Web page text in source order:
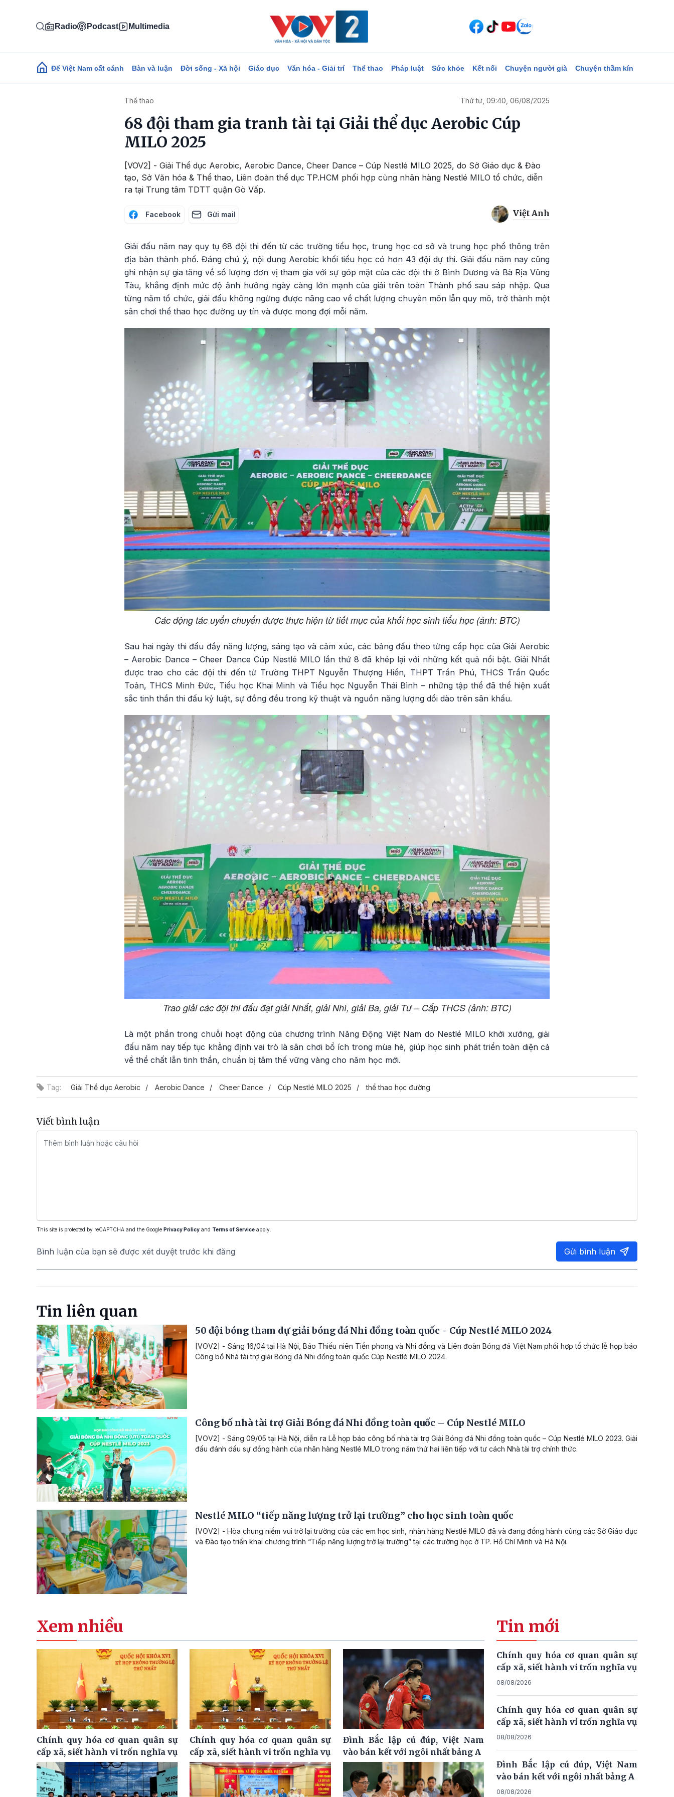
Radio Podcast Multimedia
Main navigation
Để Việt Nam cất cánh Bàn và luận Đời sống - Xã hội Giáo dục Văn hóa - Giải trí Thể thao Pháp luật Sức khỏe Kết nối Chuyện người già Chuyện thầm kín
Thể thao Thứ tư, 09:40, 06/08/2025
68 đội tham gia tranh tài tại Giải thể dục Aerobic Cúp
MILO 2025
[VOV2] - Giải Thể dục Aerobic, Aerobic Dance, Cheer Dance – Cúp Nestlé MILO 2025, do Sở Giáo dục & Đào
tạo, Sở Văn hóa & Thể thao, Liên đoàn thể dục TP.HCM phối hợp cùng nhãn hàng Nestlé MILO tổ chức, diễn
ra tại Trung tâm TDTT quận Gò Vấp.
Facebook Gửi mail Việt Anh
Giải đấu năm nay quy tụ 68 đội thi đến từ các trường tiểu học, trung học cơ sở và trung học phổ thông trên
địa bàn thành phố. Đáng chú ý, nội dung Aerobic khối tiểu học có hơn 43 đội dự thi. Giải đấu năm nay cũng
ghi nhận sự gia tăng về số lượng đơn vị tham gia với sự góp mặt của các đội thi ở Bình Dương và Bà Rịa Vũng
Tàu, khẳng định mức độ ảnh hưởng ngày càng lớn mạnh của giải trên toàn Thành phố sau sáp nhập. Qua
từng năm tổ chức, giải đấu không ngừng được nâng cao về chất lượng chuyên môn lẫn quy mô, trở thành một
sân chơi thể thao học đường uy tín và được mong đợi mỗi năm.
Các động tác uyển chuyển được thực hiện từ tiết mục của khối học sinh tiểu học (ảnh: BTC)
Sau hai ngày thi đấu đầy năng lượng, sáng tạo và cảm xúc, các bảng đấu theo từng cấp học của Giải Aerobic
– Aerobic Dance – Cheer Dance Cúp Nestlé MILO lần thứ 8 đã khép lại với những kết quả nổi bật. Giải Nhất
được trao cho các đội thi đến từ Trường THPT Nguyễn Thượng Hiền, THPT Trần Phú, THCS Trần Quốc
Toản, THCS Minh Đức, Tiểu học Khai Minh và Tiểu học Nguyễn Thái Bình – những tập thể đã thể hiện xuất
sắc tinh thần thi đấu kỷ luật, sự đồng đều trong kỹ thuật và nguồn năng lượng dồi dào trên sân khấu.
Trao giải các đội thi đấu đạt giải Nhất, giải Nhì, giải Ba, giải Tư – Cấp THCS (ảnh: BTC)
Là một phần trong chuỗi hoạt động của chương trình Năng Động Việt Nam do Nestlé MILO khởi xướng, giải
đấu năm nay tiếp tục khẳng định vai trò là sân chơi bổ ích trong mùa hè, giúp học sinh phát triển toàn diện cả
về thể chất lẫn tinh thần, chuẩn bị tâm thế vững vàng cho năm học mới.
Tag: Giải Thể dục Aerobic Aerobic Dance Cheer Dance Cúp Nestlé MILO 2025 thể thao học đường
Viết bình luận
This site is protected by reCAPTCHA and the Google Privacy Policy and Terms of Service apply.
Bình luận của bạn sẽ được xét duyệt trước khi đăng Gửi bình luận
Tin liên quan
50 đội bóng tham dự giải bóng đá Nhi đồng toàn quốc - Cúp Nestlé MILO 2024
[VOV2] - Sáng 16/04 tại Hà Nội, Báo Thiếu niên Tiền phong và Nhi đồng và Liên đoàn Bóng đá Việt Nam phối hợp tổ chức lễ họp báo
Công bố Nhà tài trợ giải Bóng đá Nhi đồng toàn quốc Cúp Nestlé MILO 2024.
Công bố nhà tài trợ Giải Bóng đá Nhi đồng toàn quốc – Cúp Nestlé MILO
[VOV2] - Sáng 09/05 tại Hà Nội, diễn ra Lễ họp báo công bố nhà tài trợ Giải Bóng đá Nhi đồng toàn quốc – Cúp Nestlé MILO 2023. Giải
đấu đánh dấu sự đồng hành của nhãn hàng Nestlé MILO trong năm thứ hai liên tiếp với tư cách Nhà tài trợ chính thức.
Nestlé MILO “tiếp năng lượng trở lại trường” cho học sinh toàn quốc
[VOV2] - Hòa chung niềm vui trở lại trường của các em học sinh, nhãn hàng Nestlé MILO đã và đang đồng hành cùng các Sở Giáo dục
và Đào tạo triển khai chương trình “Tiếp năng lượng trở lại trường” tại các trường học ở TP. Hồ Chí Minh và Hà Nội.
Xem nhiều
Chính quy hóa cơ quan quân sự
cấp xã, siết hành vi trốn nghĩa vụ
Chính quy hóa cơ quan quân sự
cấp xã, siết hành vi trốn nghĩa vụ
Đình Bắc lập cú đúp, Việt Nam
vào bán kết với ngôi nhất bảng A
Tin mới
Chính quy hóa cơ quan quân sự
cấp xã, siết hành vi trốn nghĩa vụ
08/08/2026
Chính quy hóa cơ quan quân sự
cấp xã, siết hành vi trốn nghĩa vụ
08/08/2026
Đình Bắc lập cú đúp, Việt Nam
vào bán kết với ngôi nhất bảng A
08/08/2026